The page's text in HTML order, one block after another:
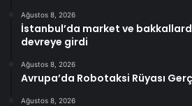
Ağustos 8, 2026
İstanbul’da market ve
devreye girdi
Ağustos 8, 2026
Avrupa’da Robotaksi Rüyası
Ağustos 8, 2026